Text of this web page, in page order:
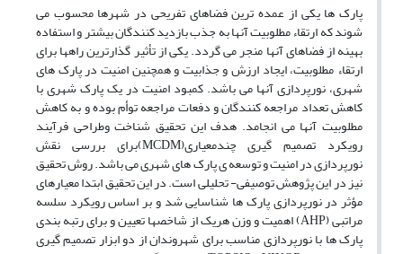
پارک ها یکی از عمده ترین فضاهای تفریحی در شهرها محسوب می
شوند که ارتقاء مطلوبیت آنها به جذب بازدید کنندگان بیشتر و استفاده
بهینه از فضاهای آنها منجر می گردد. یکی از تأثیر گذارترین راهها برای
ارتقاء مطلوبیت، ایجاد ارزش و جذابیت و همچنین امنیت در پارک های
شهری، نورپردازی آنها می باشد. کمبود امنیت در یک پارک شهری با
کاهش تعداد مراجعه کنندگان و دفعات مراجعه توأم بوده و به کاهش
مطلوبیت آنها می انجامد. هدف این تحقیق شناخت وطراحی فرآیند
رویکرد تصمیم گیری چندمعیاری(MCDM)برای بررسی نقش
نورپردازی در امنیت و توسعه ی پارک های شهری می باشد. روش تحقیق
نیز در این پژوهش توصیفی- تحلیلی است. در این تحقیق ابتدا معیارهای
مؤثر در نورپردازی پارک ها شناسایی شد و بر اساس رویکرد سلسه
مراتبی (AHP) اهمیت و وزن هریک از شاخصها تعیین و برای رتبه بندی
پارک ها با نورپردازی مناسب برای شهروندان از دو ابزار تصمیم گیری